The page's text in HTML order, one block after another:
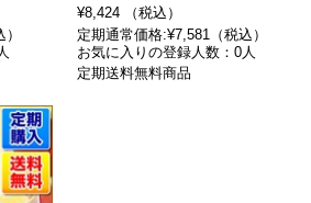
¥8,424 （税込）
定期通常価格:¥7,581（税込）
お気に入りの登録人数：0人
定期送料無料商品